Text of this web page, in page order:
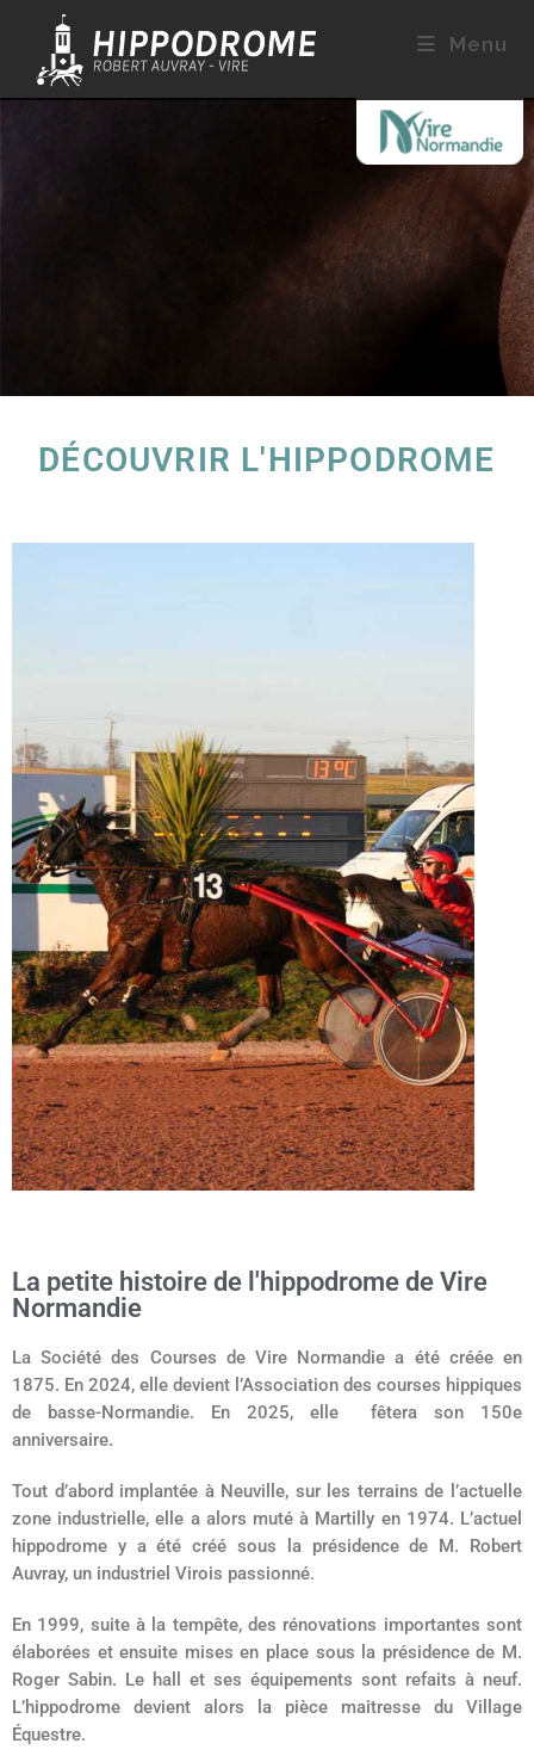
Menu
DÉCOUVRIR L'HIPPODROME
La petite histoire de l'hippodrome de Vire
Normandie
La Société des Courses de Vire Normandie a été créée en
1875. En 2024, elle devient l’Association des courses hippiques
de basse-Normandie. En 2025, elle fêtera son 150e
anniversaire.
Tout d’abord implantée à Neuville, sur les terrains de l’actuelle
zone industrielle, elle a alors muté à Martilly en 1974. L’actuel
hippodrome y a été créé sous la présidence de M. Robert
Auvray, un industriel Virois passionné.
En 1999, suite à la tempête, des rénovations importantes sont
élaborées et ensuite mises en place sous la présidence de M.
Roger Sabin. Le hall et ses équipements sont refaits à neuf.
L’hippodrome devient alors la pièce maitresse du Village
Équestre.